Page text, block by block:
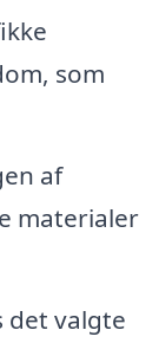
som
af
materialer
det valgte